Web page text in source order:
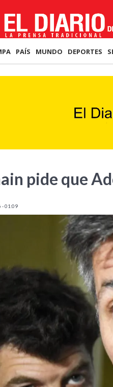
PAÍS MUNDO DEPORTES
pide que
- 01:09